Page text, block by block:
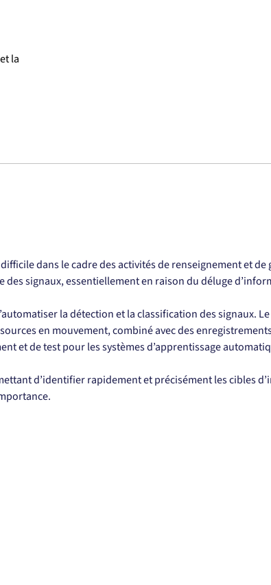
la
dans le cadre des activités de renseignement et
signaux, essentiellement en raison du déluge
la détection et la classification des signaux.
en mouvement, combiné avec des
et de test pour les systèmes d’apprentissage
d’identifier rapidement et précisément les cibles